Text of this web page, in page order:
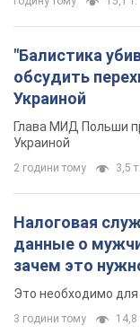
Налоговая
данные о
зачем это
3 години тому